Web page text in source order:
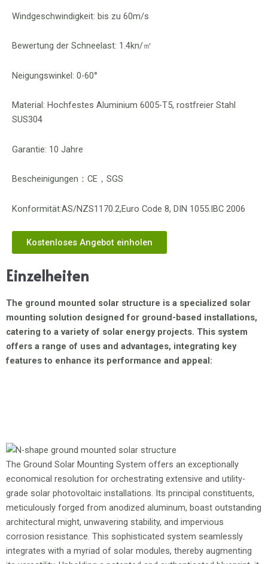
Windgeschwindigkeit: bis zu 60m/s
Bewertung der Schneelast: 1.4kn/㎡
Neigungswinkel: 0-60°
Material: Hochfestes Aluminium 6005-T5, rostfreier Stahl
SUS304
Garantie: 10 Jahre
Bescheinigungen：CE，SGS
Konformität:AS/NZS1170.2,Euro Code 8, DIN 1055.IBC 2006
Kostenloses Angebot einholen
Einzelheiten
The ground mounted solar structure is a specialized solar
mounting solution designed for ground-based installations,
catering to a variety of solar energy projects. This system
offers a range of uses and advantages, integrating key
features to enhance its performance and appeal:
The Ground Solar Mounting System offers an exceptionally
economical resolution for orchestrating extensive and utility-
grade solar photovoltaic installations. Its principal constituents,
meticulously forged from anodized aluminum, boast outstanding
architectural might, unwavering stability, and impervious
corrosion resistance. This sophisticated system seamlessly
integrates with a myriad of solar modules, thereby augmenting